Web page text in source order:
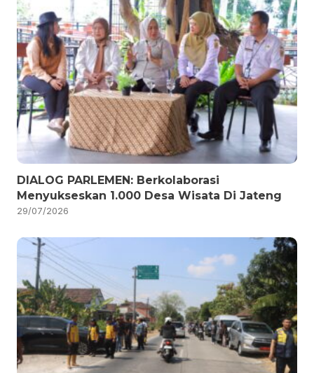
DIALOG PARLEMEN: Berkolaborasi
Menyukseskan 1.000 Desa Wisata Di Jateng
29/07/2026